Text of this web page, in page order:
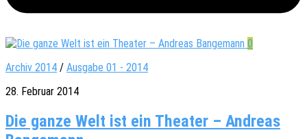
0
Archiv 2014 / Ausgabe 01 - 2014
28. Februar 2014
Die ganze Welt ist ein Theater – Andreas